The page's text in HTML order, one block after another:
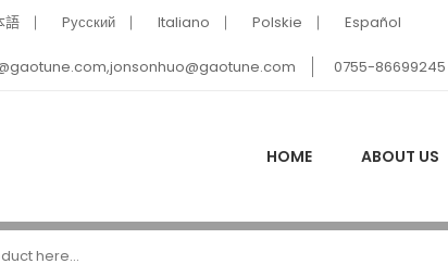
語 Pусский Italiano Polskie Español
0755-86699245
HOME ABOUT US